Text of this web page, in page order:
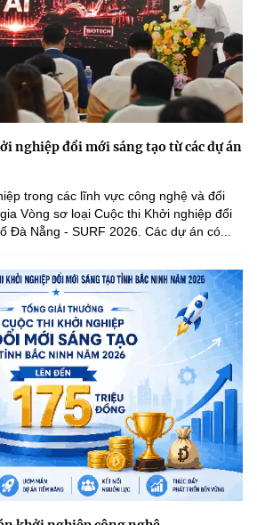
nghiệp đổi mới sáng tạo từ các dự án
trong các lĩnh vực công nghệ và đổi
Vòng sơ loại Cuộc thi Khởi nghiệp đổi
Đà Nẵng - SURF 2026. Các dự án có...